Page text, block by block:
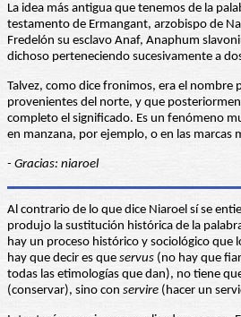
La idea más antigua que tenemos de la
testamento de Ermangant, arzobispo de
Fredelón su esclavo Anaf, Anaphum
dichoso perteneciendo sucesivamente a
Talvez, como dice fronimos, era el nombre
provenientes del norte, y que
completo el significado. Es un fenómeno
en manzana, por ejemplo, o en las marcas
- Gracias: niaroel
Al contrario de lo que dice Niaroel sí se
produjo la sustitución histórica de la
hay un proceso histórico y sociológico que
hay que decir es que servus (no hay que
todas las etimologías que dan), no tiene
(conservar), sino con servire (hacer un